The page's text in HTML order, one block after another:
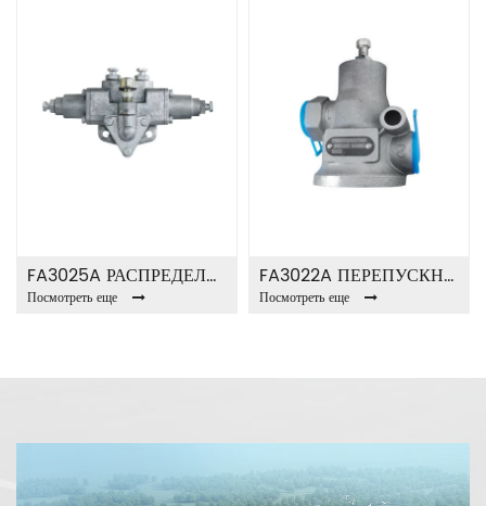
FA3025A РАСПРЕДЕЛИТЕЛЬ ВОЗДУХА
Посмотреть еще
FA3022A ПЕРЕПУСКНОЙ КЛАПАН
Посмотреть еще